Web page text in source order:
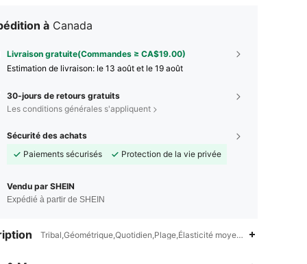
à Canada
Livraison gratuite(Commandes ≥ CA$19.00)
Estimation de livraison: le 13 août et le 19 août
30-jours de retours gratuits
Les conditions générales s'appliquent
Sécurité des achats
Paiements sécurisés
Protection de la vie privée
Vendu par SHEIN
Expédié à partir de SHEIN
Tribal,Géométrique,Quotidien,Plage,Élasticité moyenne